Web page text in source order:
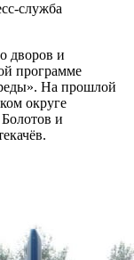
служба
дворов и
программе
На прошлой
округе
и